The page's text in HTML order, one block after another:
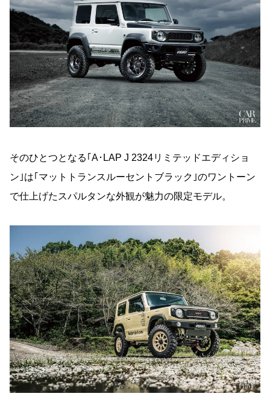
そのひとつとなる｢A･LAP J 2324リミテッドエディショ
ン｣は｢マットトランスルーセントブラック｣のワントーン
で仕上げたスパルタンな外観が魅力の限定モデル。